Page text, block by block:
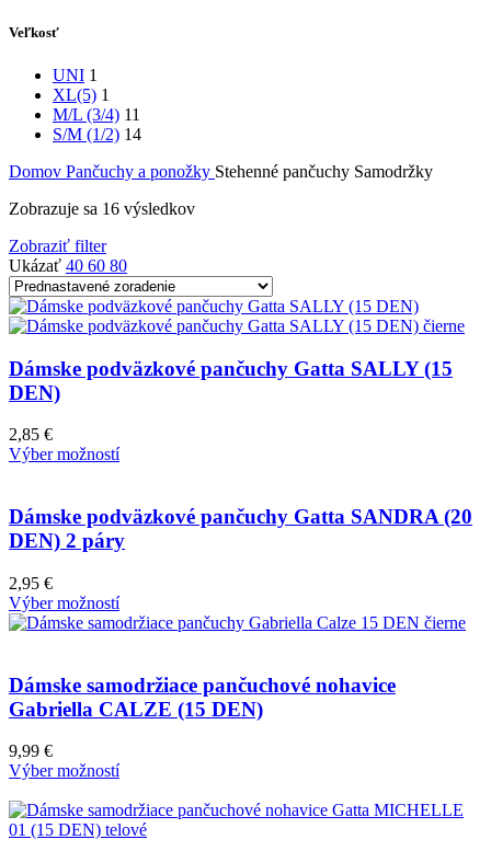
Veľkosť
UNI 1
XL(5) 1
M/L (3/4) 11
S/M (1/2) 14
Domov Pančuchy a ponožky Stehenné pančuchy Samodržky
Zobrazuje sa 16 výsledkov
Zobraziť filter
Ukázať 40 60 80
Dámske podväzkové pančuchy Gatta SALLY (15
DEN)
2,85 €
Výber možností
Dámske podväzkové pančuchy Gatta SANDRA (20
DEN) 2 páry
2,95 €
Výber možností
Dámske samodržiace pančuchové nohavice
Gabriella CALZE (15 DEN)
9,99 €
Výber možností